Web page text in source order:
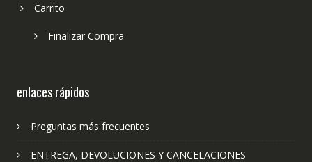
Carrito
Finalizar Compra
enlaces rápidos
Preguntas más frecuentes
ENTREGA, DEVOLUCIONES Y CANCELACIONES